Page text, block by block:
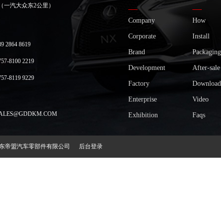
一汽大众东2公里）
2864 8619
8100 2219
8119 9229
Company
Corporate
Brand
Development
Factory
Enterprise
Exhibition
How
Install
Packaging
After-sale
Download
Video
Faqs
帝盟汽车零部件有限公司 后台登录